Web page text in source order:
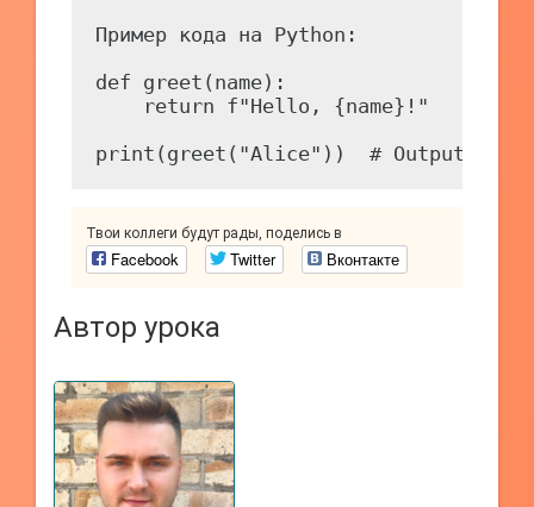
Пример кода на Python:
def greet(name):
    return f"Hello, {name}!"
Твои коллеги будут рады, поделись в
Facebook Twitter Вконтакте
Автор урока